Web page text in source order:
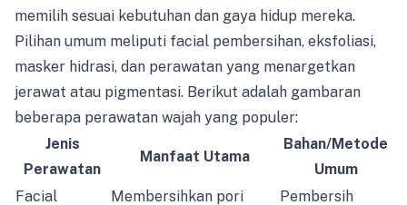
memilih sesuai kebutuhan dan gaya hidup mereka.
Pilihan umum meliputi facial pembersihan, eksfoliasi,
masker hidrasi, dan perawatan yang menargetkan
jerawat atau pigmentasi. Berikut adalah gambaran
beberapa perawatan wajah yang populer:
Jenis
Perawatan
Manfaat Utama
Bahan/Metode
Umum
Facial
Membersihkan pori
Pembersih